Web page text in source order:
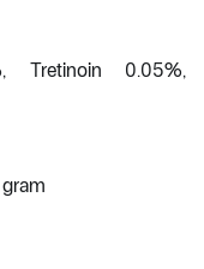
Tretinoin 0.05%,